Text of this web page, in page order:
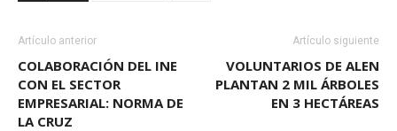
Artículo anterior
COLABORACIÓN DEL INE
CON EL SECTOR
EMPRESARIAL: NORMA DE
LA CRUZ
Artículo siguiente
VOLUNTARIOS DE ALEN
PLANTAN 2 MIL ÁRBOLES
EN 3 HECTÁREAS